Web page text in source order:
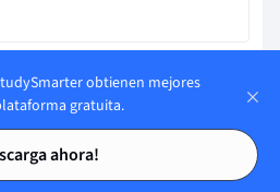
Tarjetas de estudio
Tarjetas de estudio
de las Cosas (IoT) con
de la construcción.
obtienen mejores
gratuita.
ahora!